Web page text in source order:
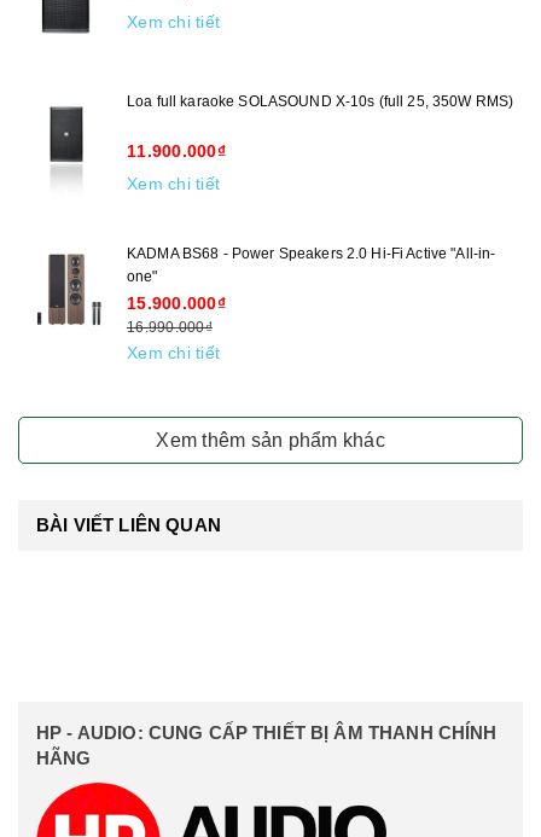
Xem chi tiết
Loa full karaoke SOLASOUND X-10s (full 25, 350W RMS)
11.900.000₫
Xem chi tiết
KADMA BS68 - Power Speakers 2.0 Hi-Fi Active "All-in-
one"
15.900.000₫
16.990.000₫
Xem chi tiết
Xem thêm sản phẩm khác
BÀI VIẾT LIÊN QUAN
HP - AUDIO: CUNG CẤP THIẾT BỊ ÂM THANH CHÍNH
HÃNG